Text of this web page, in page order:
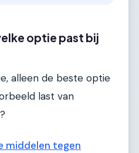
optie past bij
alleen de beste optie
last van
middelen tegen